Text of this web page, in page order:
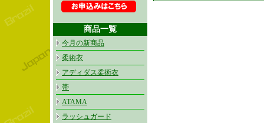
商品一覧
今月の新商品
柔術衣
アディダス柔術衣
帯
ATAMA
ラッシュガード